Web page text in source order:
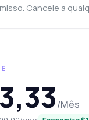
Cancele a
/Mês